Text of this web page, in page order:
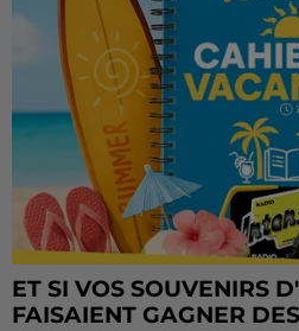
ET SI VOS SOUVENIRS
FAISAIENT GAGNER